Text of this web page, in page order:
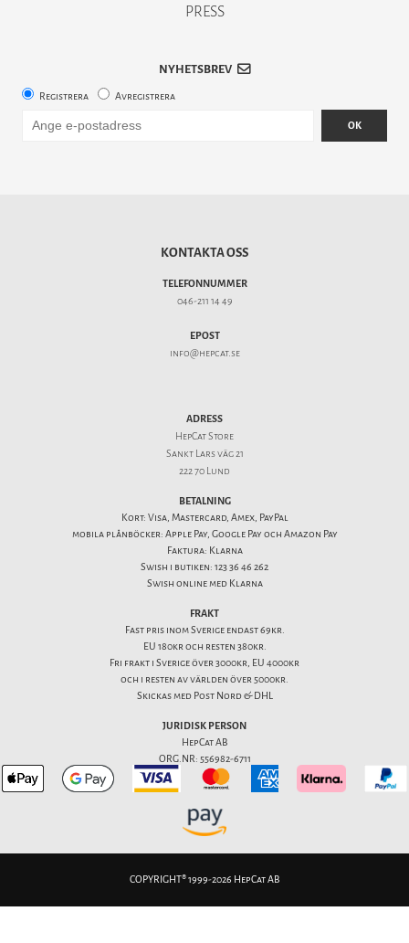
PRESS
NYHETSBREV
Registrera Avregistrera
OK
KONTAKTA OSS
TELEFONNUMMER
046-211 14 49
EPOST
info@hepcat.se
ADRESS
HepCat Store
Sankt Lars väg 21
222 70 Lund
BETALNING
Kort: Visa, Mastercard, Amex, PayPal
mobila plånböcker: Apple Pay, Google Pay och Amazon Pay
Faktura: Klarna
Swish i butiken: 123 36 46 262
Swish online med Klarna
FRAKT
Fast pris inom Sverige endast 69kr.
EU 180kr och resten 380kr.
Fri frakt i Sverige över 3000kr, EU 4000kr
och i resten av världen över 5000kr.
Skickas med Post Nord & DHL
JURIDISK PERSON
HepCat AB
ORG.NR: 556982-6711
COPYRIGHT® 1999-2026 HepCat AB